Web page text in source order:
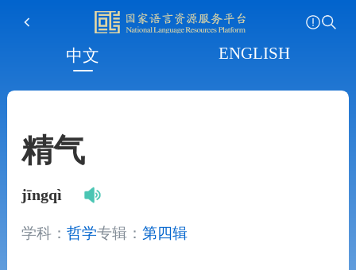
中文 ENGLISH
精气
jīngqì
学科： 哲学专辑： 第四辑